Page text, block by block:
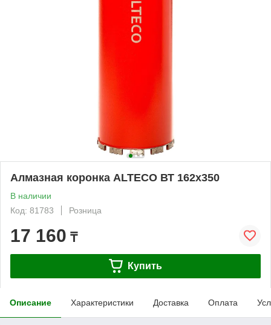
Алмазная коронка ALTECO ВТ 162х350
В наличии
Код: 81783
Розница
17 160 ₸
Купить
Описание Характеристики Доставка Оплата